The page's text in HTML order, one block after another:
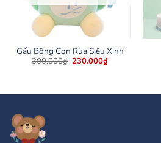
Gấu Bông Con Rùa Siêu Xinh
300.000₫ Giá
230.000₫Giá
hiện
230.000₫.